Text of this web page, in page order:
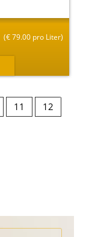
(€79.00 pro Liter)
11 12